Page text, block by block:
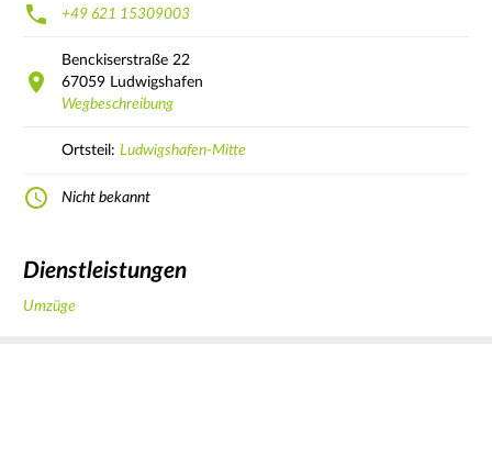
+49 621 15309003
Benckiserstraße 22
67059 Ludwigshafen
Wegbeschreibung
Ortsteil: Ludwigshafen-Mitte
Nicht bekannt
Dienstleistungen
Umzüge